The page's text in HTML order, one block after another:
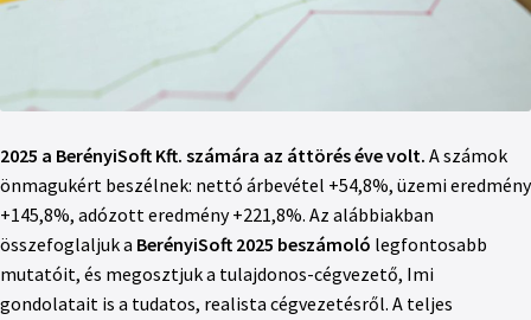
2025 a BerényiSoft Kft. számára az áttörés éve volt. A számok
önmagukért beszélnek: nettó árbevétel +54,8%, üzemi eredmény
+145,8%, adózott eredmény +221,8%. Az alábbiakban
összefoglaljuk a BerényiSoft 2025 beszámoló legfontosabb
mutatóit, és megosztjuk a tulajdonos-cégvezető, Imi
gondolatait is a tudatos, realista cégvezetésről. A teljes